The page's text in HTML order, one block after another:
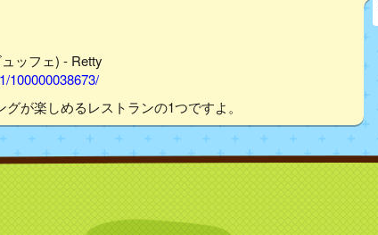
ッフェ) - Retty
100000038673/
が楽しめるレストランの1つですよ。